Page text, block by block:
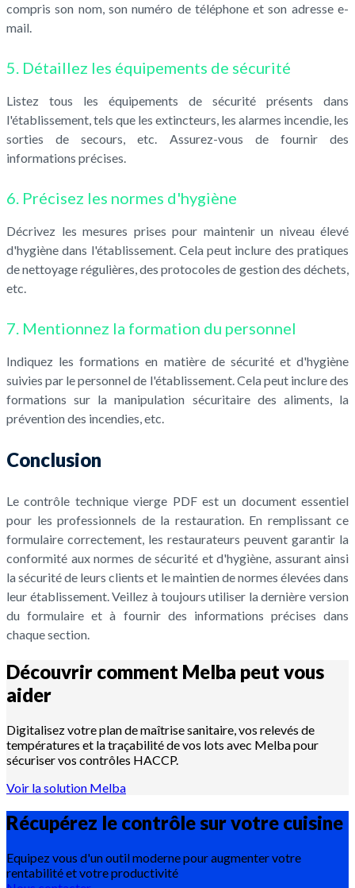
compris son nom, son numéro de téléphone et son adresse e-
mail.
5. Détaillez les équipements de sécurité
Listez tous les équipements de sécurité présents dans
l'établissement, tels que les extincteurs, les alarmes incendie, les
sorties de secours, etc. Assurez-vous de fournir des
informations précises.
6. Précisez les normes d'hygiène
Décrivez les mesures prises pour maintenir un niveau élevé
d'hygiène dans l'établissement. Cela peut inclure des pratiques
de nettoyage régulières, des protocoles de gestion des déchets,
etc.
7. Mentionnez la formation du personnel
Indiquez les formations en matière de sécurité et d'hygiène
suivies par le personnel de l'établissement. Cela peut inclure des
formations sur la manipulation sécuritaire des aliments, la
prévention des incendies, etc.
Conclusion
Le contrôle technique vierge PDF est un document essentiel
pour les professionnels de la restauration. En remplissant ce
formulaire correctement, les restaurateurs peuvent garantir la
conformité aux normes de sécurité et d'hygiène, assurant ainsi
la sécurité de leurs clients et le maintien de normes élevées dans
leur établissement. Veillez à toujours utiliser la dernière version
du formulaire et à fournir des informations précises dans
chaque section.
Découvrir comment Melba peut vous
aider
Digitalisez votre plan de maîtrise sanitaire, vos relevés de
températures et la traçabilité de vos lots avec Melba pour
sécuriser vos contrôles HACCP.
Voir la solution Melba
Récupérez le contrôle sur votre cuisine
Equipez vous d'un outil moderne pour augmenter votre
rentabilité et votre productivité